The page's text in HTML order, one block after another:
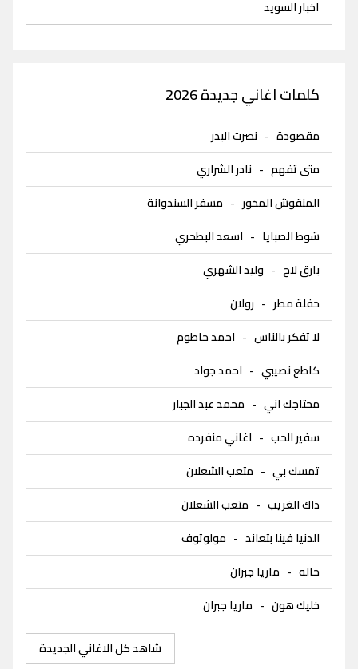
اخبار السويد
كلمات اغاني جديدة 2026
مقصودة - نصرت البدر
متى تفهم - نادر الشراري
المنقوش المخور - مسفر السندوانة
شوط الصبايا - اسعد البطحري
بارق لاح - وليد الشهري
حفلة مطر - رولان
لا تفكر بالناس - احمد حاطوم
كاطع نصيبي - احمد جواد
محتاجك اني - محمد عبد الجبار
سفير الحب - اغاني منفرده
تمسك بي - متعب الشعلان
ذاك الغريب - متعب الشعلان
الدنيا فينا بتعاند - مولوتوف
حاله - ماريا جبران
خليك هون - ماريا جبران
شاهد كل الاغاني الجديدة